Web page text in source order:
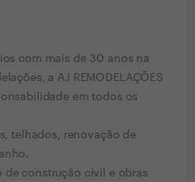
com mais de 30 anos na
a AJ REMODELAÇÕES
em todos os
telhados, renovação de
de construção civil e obras